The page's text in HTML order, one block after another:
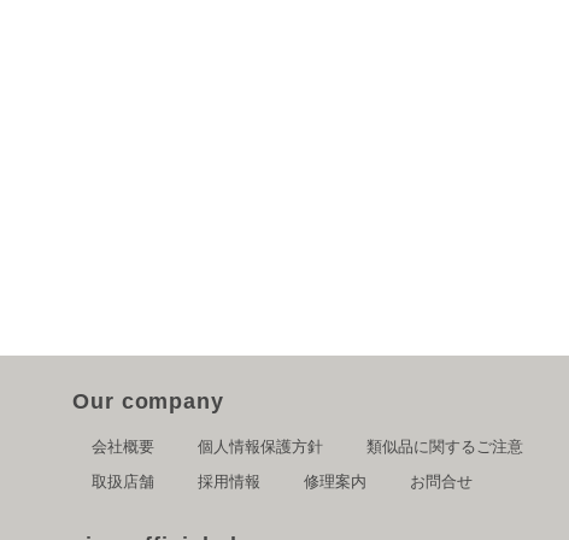
Our company
会社概要 個人情報保護方針
類似品に関するご注意
取扱店舗
採用情報 修理案内 お問合せ